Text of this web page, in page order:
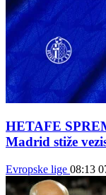
HETAFE
Madrid stiže
Evropske lige 08:13